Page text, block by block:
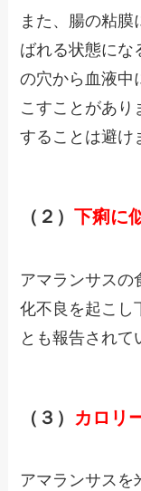
また、腸の粘
ばれる状態にな
の穴から血液中
こすことがあり
することは避け
（２）下痢に
アマランサスの
化不良を起こし
とも報告されて
（３） カロリ
アマランサスを